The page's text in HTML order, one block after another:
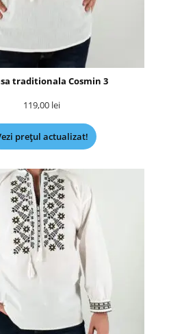
traditionala Cosmin 3
119,00 lei
prețul actualizat!